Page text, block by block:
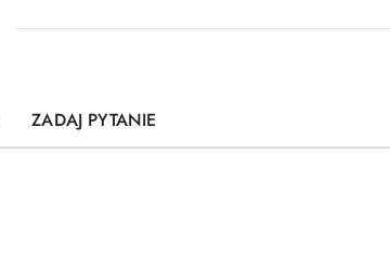
ZADAJ PYTANIE